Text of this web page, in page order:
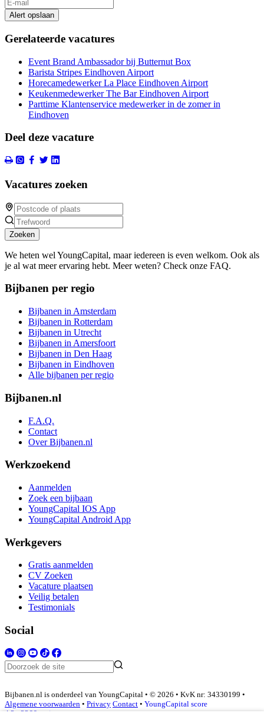
Alert opslaan
Gerelateerde vacatures
Event Brand Ambassador bij Butternut Box
Barista Stripes Eindhoven Airport
Horecamedewerker La Place Eindhoven Airport
Keukenmedewerker The Bar Eindhoven Airport
Parttime Klantenservice medewerker in de zomer in
Eindhoven
Deel deze vacature
Vacatures zoeken
Zoeken
We heten wel YoungCapital, maar iedereen is even welkom. Ook als
je al wat meer ervaring hebt. Meer weten? Check onze FAQ.
Bijbanen per regio
Bijbanen in Amsterdam
Bijbanen in Rotterdam
Bijbanen in Utrecht
Bijbanen in Amersfoort
Bijbanen in Den Haag
Bijbanen in Eindhoven
Alle bijbanen per regio
Bijbanen.nl
F.A.Q.
Contact
Over Bijbanen.nl
Werkzoekend
Aanmelden
Zoek een bijbaan
YoungCapital IOS App
YoungCapital Android App
Werkgevers
Gratis aanmelden
CV Zoeken
Vacature plaatsen
Veilig betalen
Testimonials
Social
Bijbanen.nl is onderdeel van YoungCapital • © 2026 • KvK nr: 34330199 •
Algemene voorwaarden • Privacy Contact • YoungCapital score